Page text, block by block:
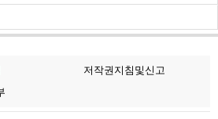
저작권지침및신고